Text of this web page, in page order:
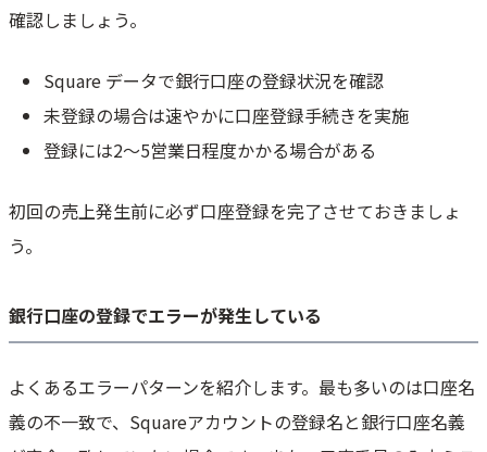
確認しましょう。
Square データで銀行口座の登録状況を確認
未登録の場合は速やかに口座登録手続きを実施
登録には2～5営業日程度かかる場合がある
初回の売上発生前に必ず口座登録を完了させておきましょ
う。
銀行口座の登録でエラーが発生している
よくあるエラーパターンを紹介します。最も多いのは口座名
義の不一致で、Squareアカウントの登録名と銀行口座名義